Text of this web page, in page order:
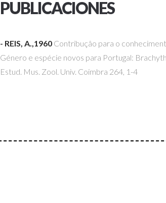
PUBLICACIONES
- REIS, A.,1960 Contribuçâo para o
Género e espécie novos para Portugal:
Estud. Mus. Zool. Univ. Coimbra 264, 1-4